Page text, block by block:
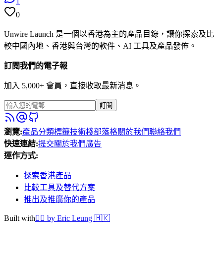
0
Unwire Launch 是一個以香港為主的產品目錄，讓你探索及比
較中國內地、香港與台灣的軟件、AI 工具及產品發佈。
訂閱我們的電子報
加入 5,000+ 會員，直接收取最新消息。
訂閱
瀏覽:產品分類標籤技術棧部落格關於我們聯絡我們
快速連結:提交關於我們廣告
運作方式:
探索香港產品
比較工具及替代方案
推出及推廣你的產品
Built with❤️‍🔥 by Eric Leung 🇭🇰